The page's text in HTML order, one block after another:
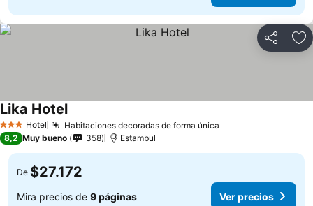
Compartir
3 Estrellas
Hotel Habitaciones decoradas de forma única
Lika Hotel
8,2 Muy bueno 358 Estambul
De $27.172
Mira precios de 9 páginas Ver precios